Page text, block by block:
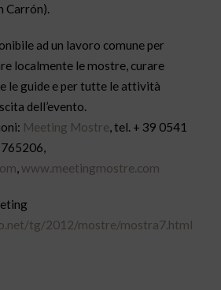
Carrón).
ad un lavoro comune per
localmente le mostre, curare
le guide e per tutte le attività
dell’evento.
Meeting Mostre, tel. + 39 0541
,www.meetingmostre.com
tg/2012/mostre/mostra7.html